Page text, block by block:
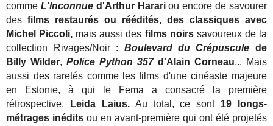
comme L'Inconnued'Arthur Harariou encore de savourer
des films restaurés ou réédités, des classiques avec
Michel Piccoli, mais aussi des films noirssavoureux de la
collection Rivages/Noir : Boulevard du Crépuscule de
Billy Wilder,Police Python 357 d'Alain Corneau... Mais
aussi des raretés comme les films d'une cinéaste majeure
en Estonie, à qui le Fema a consacré la première
rétrospective,
Leida Laius.Au total, ce sont 19 longs-
métrages inéditsou en avant-première qui ont été projetés